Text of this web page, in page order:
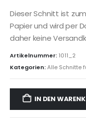
Dieser Schnitt ist
Papier und wird per
daher keine
Artikelnummer: 1011_2
Kategorien:Alle Schnitte
IN DEN